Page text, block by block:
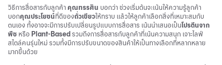
วิธีการสื่อสารกับลูกค้า คุณทรรศิน บอกว่า ช่วงเริ่มต้นจะเน้นให้ความรู้ลูกค้า
บอกคุณประโยชน์ที่ดีของถั่วเขียวให้ทราบ แล้วให้ลูกค้าเลือกสิ่งที่เหมาะสมกับ
ตนเอง ทั้งอาจจะมีการปรับเปลี่ยนรูปแบบการสื่อสาร เน้นนำเสนอเป็นโปรตีนจาก
พืช หรือ Plant-Based รวมถึงการสื่อสารกับลูกค้าที่เน้นความสนุก เจาะไลฟ์
สไตล์คนรุ่นใหม่ รวมทั้งมีการปรับขนาดของสินค้าให้เป็นทางเลือกที่หลากหลาย
มากขึ้นด้วย